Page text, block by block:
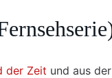
der Zeit und aus